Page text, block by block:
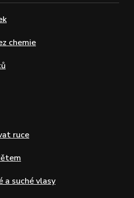
chemie
ruce
a suché vlasy